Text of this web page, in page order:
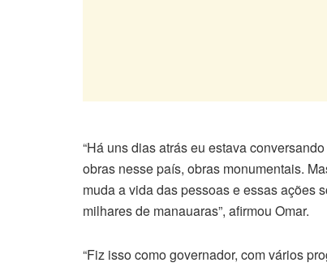
“Há uns dias atrás eu estava
obras nesse país, obras monumentais.
muda a vida das pessoas e essas ações
milhares de manauaras”, afirmou Omar.
“Fiz isso como governador, com vários